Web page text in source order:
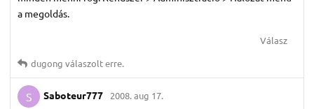
a megoldás.
Válasz
dugong válaszolt erre.
S Saboteur777 2008. aug 17.